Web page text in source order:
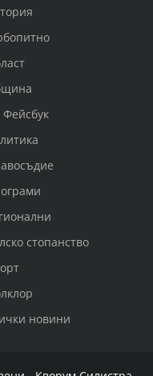
Фейсбук
стопанство
новини